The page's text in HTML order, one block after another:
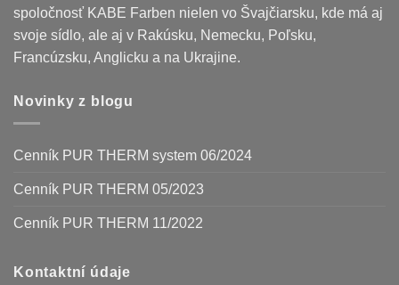
spoločnosť KABE Farben nielen vo Švajčiarsku, kde má aj
svoje sídlo, ale aj v Rakúsku, Nemecku, Poľsku,
Francúzsku, Anglicku a na Ukrajine.
Novinky z blogu
Cenník PUR THERM system 06/2024
Cenník PUR THERM 05/2023
Cenník PUR THERM 11/2022
Kontaktní údaje